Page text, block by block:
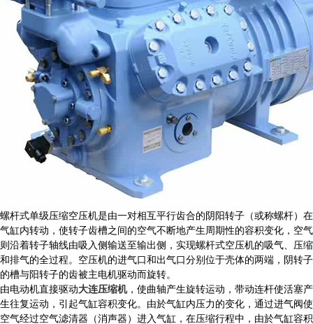
螺杆式单级压缩空压机是由一对相互平行齿合的阴阳转子（或称螺杆）在
气缸内转动，使转子齿槽之间的空气不断地产生周期性的容积变化，空气
则沿着转子轴线由吸入侧输送至输出侧，实现螺杆式空压机的吸气、压缩
和排气的全过程。空压机的进气口和出气口分别位于壳体的两端，阴转子
的槽与阳转子的齿被主电机驱动而旋转。
由电动机直接驱动大连压缩机，使曲轴产生旋转运动，带动连杆使活塞产
生往复运动，引起气缸容积变化。由於气缸内压力的变化，通过进气阀使
空气经过空气滤清器（消声器）进入气缸，在压缩行程中，由於气缸容积